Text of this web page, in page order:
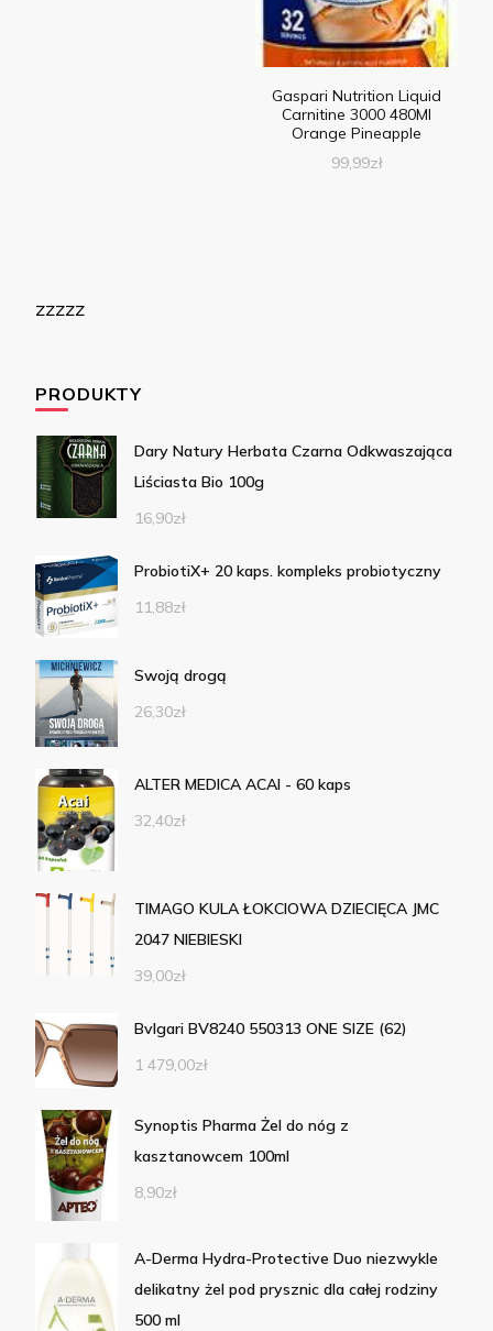
Gaspari Nutrition Liquid
Carnitine 3000 480Ml
Orange Pineapple
99,99zł
zzzzz
PRODUKTY
Dary Natury Herbata Czarna Odkwaszająca
Liściasta Bio 100g
16,90zł
ProbiotiX+ 20 kaps. kompleks probiotyczny
11,88zł
Swoją drogą
26,30zł
ALTER MEDICA ACAI - 60 kaps
32,40zł
TIMAGO KULA ŁOKCIOWA DZIECIĘCA JMC
2047 NIEBIESKI
39,00zł
Bvlgari BV8240 550313 ONE SIZE (62)
1 479,00zł
Synoptis Pharma Żel do nóg z
kasztanowcem 100ml
8,90zł
A-Derma Hydra-Protective Duo niezwykle
delikatny żel pod prysznic dla całej rodziny
500 ml